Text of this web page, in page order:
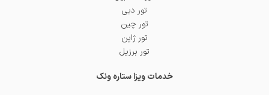
تور دبی
تور چین
تور ژاپن
تور برزیل
خدمات ویزا ستاره ونک